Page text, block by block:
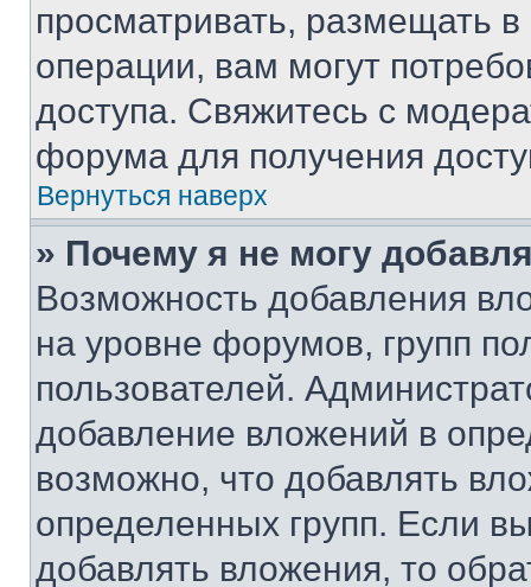
просматривать, размещать
операции, вам могут
доступа. Свяжитесь с
форума для получения
Вернуться наверх
» Почему я не могу
Возможность добавления
на уровне форумов, групп
пользователей.
добавление вложений в
возможно, что добавлять
определенных групп. Если
добавлять вложения, то